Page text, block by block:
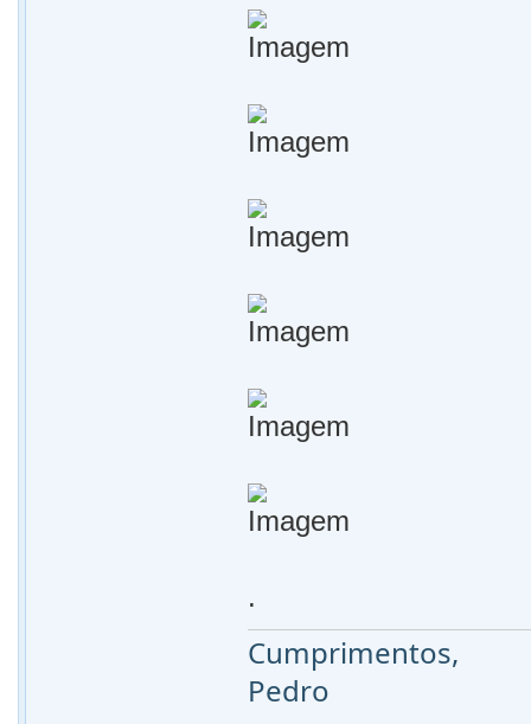
.
Cumprimentos,
Pedro